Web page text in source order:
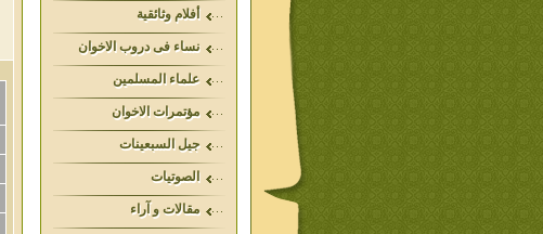
أفلام وثائقية
نساء فى دروب الاخوان
علماء المسلمين
مؤتمرات الاخوان
جيل السبعينات
الصوتيات
مقالات و آراء